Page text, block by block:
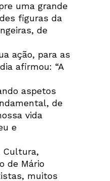
uma grande
figuras da
de
ação, para as
afirmou: “A
aspetos
de
vida
e
Cultura,
de Mário
muitos